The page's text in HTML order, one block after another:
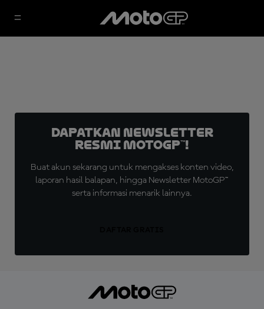
Dapatkan Newsletter
Resmi MotoGP™!
Buat akun sekarang untuk mengakses konten video,
laporan hasil balapan, hingga Newsletter MotoGP™
serta informasi menarik lainnya.